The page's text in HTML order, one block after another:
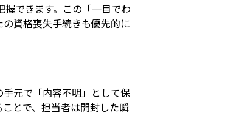
できます。この「一目でわ
資格喪失手続きも優先的に
元で「内容不明」として保
とで、担当者は開封した瞬